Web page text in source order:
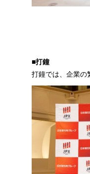
■打鐘
打鐘では、企業の